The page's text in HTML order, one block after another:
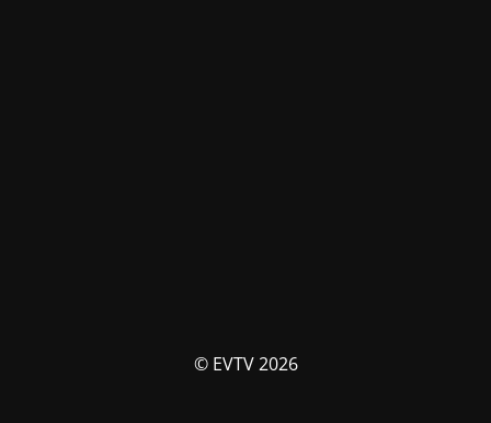
© EVTV 2026